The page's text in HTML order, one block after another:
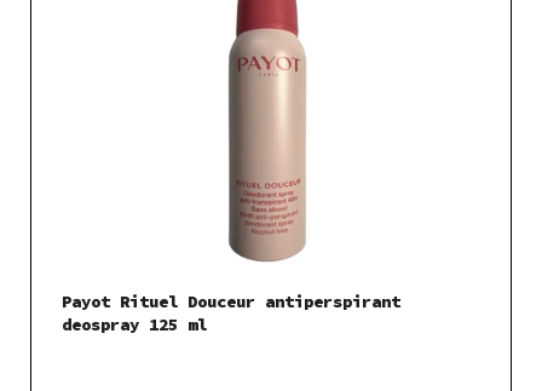
Payot Rituel Douceur antiperspirant
deospray 125 ml